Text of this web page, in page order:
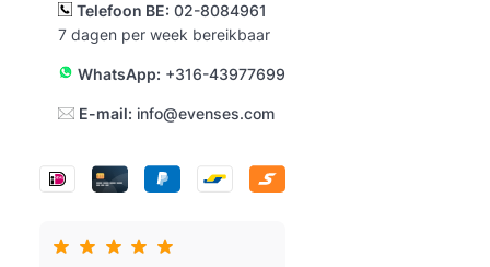
Telefoon BE: 02-8084961
7 dagen per week bereikbaar
WhatsApp: +316-43977699
E-mail: info@evenses.com